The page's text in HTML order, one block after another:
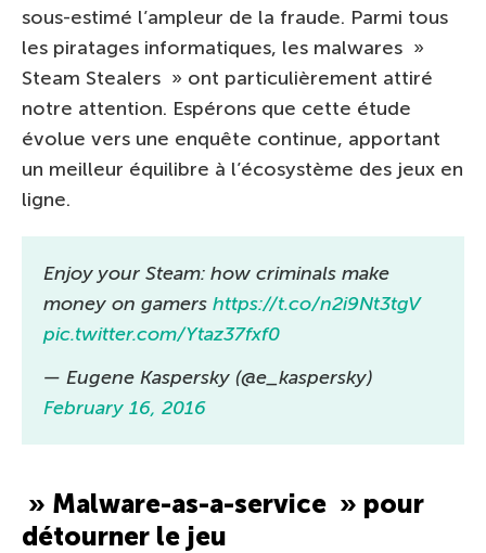
sous-estimé l’ampleur de la fraude. Parmi tous
les piratages informatiques, les malwares »
Steam Stealers » ont particulièrement attiré
notre attention. Espérons que cette étude
évolue vers une enquête continue, apportant
un meilleur équilibre à l’écosystème des jeux en
ligne.
Enjoy your Steam: how criminals make
money on gamers https://t.co/n2i9Nt3tgV
pic.twitter.com/Ytaz37fxf0
— Eugene Kaspersky (@e_kaspersky)
February 16, 2016
» Malware-as-a-service » pour
détourner le jeu